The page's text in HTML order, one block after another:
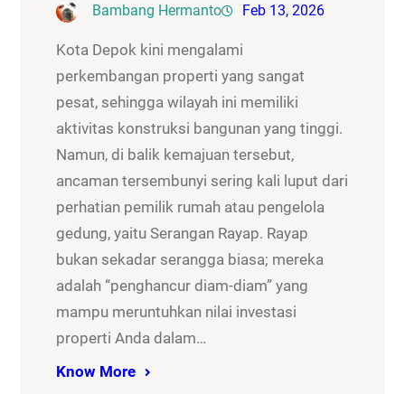
Bambang Hermanto Feb 13, 2026
Kota Depok kini mengalami
perkembangan properti yang sangat
pesat, sehingga wilayah ini memiliki
aktivitas konstruksi bangunan yang tinggi.
Namun, di balik kemajuan tersebut,
ancaman tersembunyi sering kali luput dari
perhatian pemilik rumah atau pengelola
gedung, yaitu Serangan Rayap. Rayap
bukan sekadar serangga biasa; mereka
adalah “penghancur diam-diam” yang
mampu meruntuhkan nilai investasi
properti Anda dalam…
Know More